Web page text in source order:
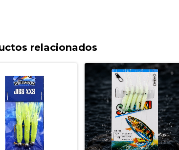
relacionados